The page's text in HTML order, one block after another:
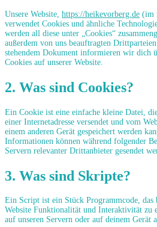
Unsere Website, https://heikevorberg.de (im
verwendet Cookies und ähnliche
werden all diese unter „Cookies“
außerdem von uns beauftragten
stehendem Dokument informieren wir dich
Cookies auf unserer Website.
2. Was sind Cookies?
Ein Cookie ist eine einfache kleine Datei,
einer Internetadresse versendet und vom
einem anderen Gerät gespeichert werden
Informationen können während folgender
Servern relevanter Drittanbieter gesendet
3. Was sind Skripte?
Ein Script ist ein Stück Programmcode, das
Website Funktionalität und Interaktivität zu
auf unseren Servern oder auf deinem Gerät